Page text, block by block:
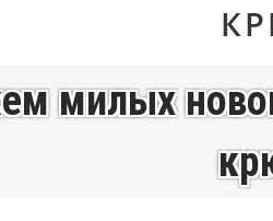
милых